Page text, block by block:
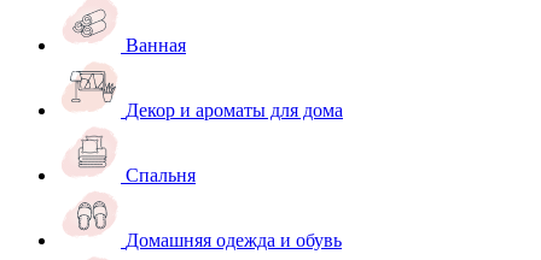
Ванная
Декор и ароматы для дома
Спальня
Домашняя одежда и обувь